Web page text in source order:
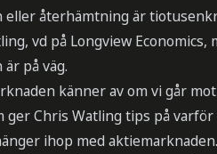
eller återhämtning är
vd på Longview
på väg.
känner av om vi går
ger Chris Watling tips på
ihop med aktiemarknaden.